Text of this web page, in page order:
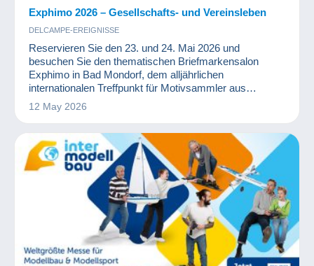
Exphimo 2026 – Gesellschafts- und Vereinsleben
DELCAMPE-EREIGNISSE
Reservieren Sie den 23. und 24. Mai 2026 und
besuchen Sie den thematischen Briefmarkensalon
Exphimo in Bad Mondorf, dem alljährlichen
internationalen Treffpunkt für Motivsammler aus
Luxemburg und vielen anderen Ländern.
12 May 2026